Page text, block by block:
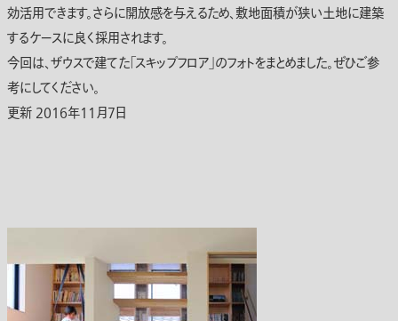
効活用できます。さらに開放感を与えるため、敷地面積が狭い土地に建築
するケースに良く採用されます。
今回は、ザウスで建てた「スキップフロア」のフォトをまとめました。ぜひご参
考にしてください。
更新 2016年11月7日